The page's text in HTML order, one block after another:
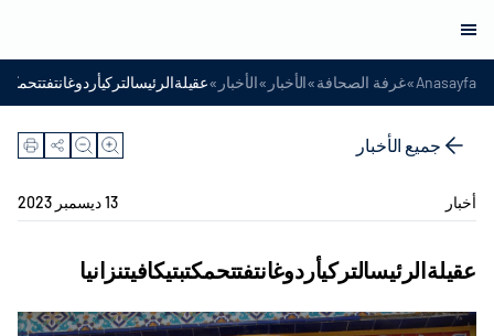
Anasayfa
»غرفة الصحافة»الأخبار »الأخبار »
جميع الأخبار
أخبار 13 ديسمبر 2023
عقيلةالرئيسالتركيأردوغانتفتتحمكتبتيكافيتنزانيا